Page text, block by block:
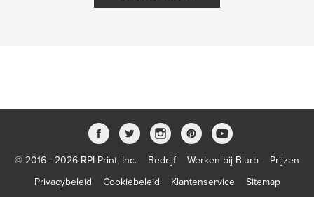
© 2016 - 2026 RPI Print, Inc. Bedrijf Werken bij Blurb
Prijzen
Privacybeleid
Cookiebeleid Klantenservice Sitemap